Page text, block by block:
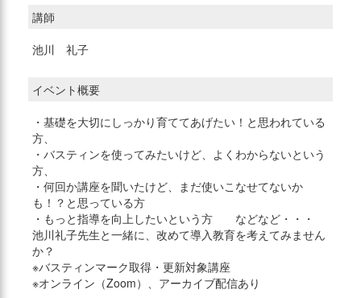
講師
池川 礼子
イベント概要
・基礎を大切にしっかり育ててあげたい！と思われている
方、
・バスティンを使ってみたいけど、よくわからないという
方、
・何回か講座を聞いたけど、まだ使いこなせてないか
も！？と思っている方
・もっと指導を向上したいという方 などなど・・・
池川礼子先生と一緒に、改めて導入教育を考えてみません
か？
※バスティンマーク取得・更新対象講座
※オンライン（Zoom）、アーカイブ配信あり